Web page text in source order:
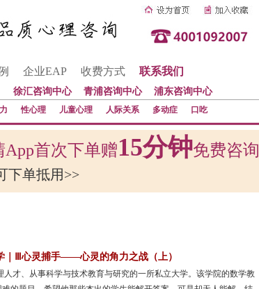
企业EAP 收费方式 联系我们
徐汇咨询中心 青浦咨询中心 浦东咨询中心
性心理 儿童心理 人际关系 多动症 口吃
首次下单赠15分钟免费咨询
下单抵用>>
｜Ⅲ心灵捕手——心灵的角力之战（上）
才、从事科学与技术教育与研究的一所私立大学。该学院的数学教